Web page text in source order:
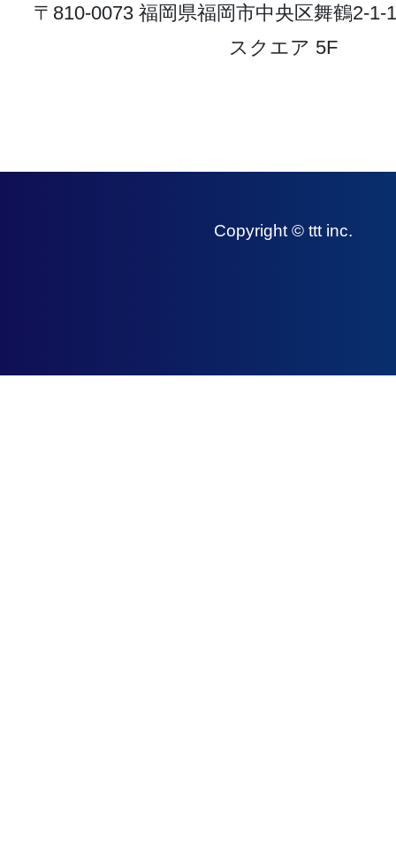
〒810-0073 福岡県福岡市中央区舞鶴2-
スクエア 5F
Copyright © ttt inc.